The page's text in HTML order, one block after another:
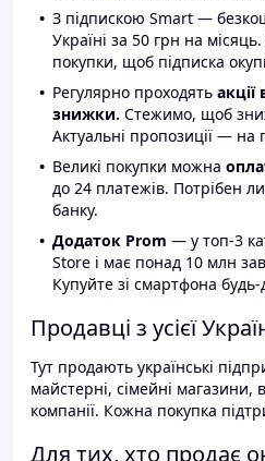
З підпискою Smart —
Україні за 50 грн на
покупки, щоб підписка
Регулярно проходять акції
знижки. Стежимо, щоб
Актуальні пропозиції — на
Великі покупки можна
до 24 платежів. Потрібен
банку.
Додаток Prom — у топ-3
Store і має понад 10 млн
Купуйте зі смартфона будь-
Продавці з усієї
Тут продають українські
майстерні, сімейні магазини,
компанії. Кожна покупка
Для тих, хто продає